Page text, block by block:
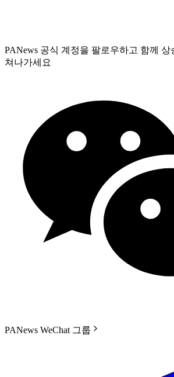
PANews 공식 계정을 팔로우하고 함께 상
쳐나가세요
PANews WeChat 그룹